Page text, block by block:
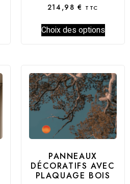
214,98€ TTC
Choix des options
PANNEAUX
DÉCORATIFS AVEC
PLAQUAGE BOIS